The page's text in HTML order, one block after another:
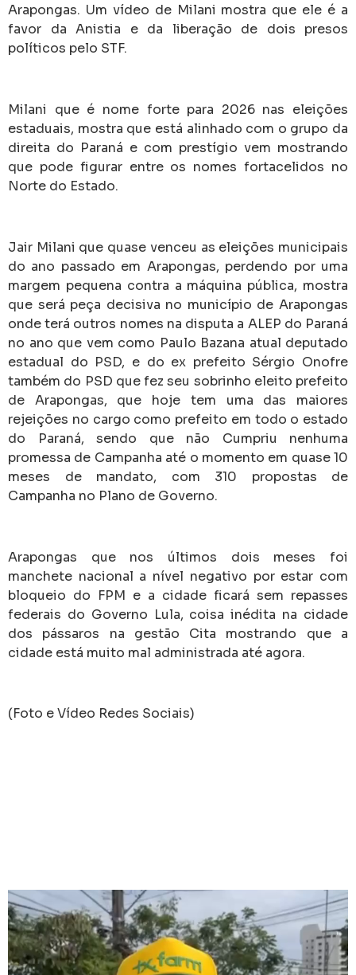
Arapongas. Um vídeo de Milani mostra que ele é a
favor da Anistia e da liberação de dois presos
políticos pelo STF.
Milani que é nome forte para 2026 nas eleições
estaduais, mostra que está alinhado com o grupo da
direita do Paraná e com prestígio vem mostrando
que pode figurar entre os nomes fortacelidos no
Norte do Estado.
Jair Milani que quase venceu as eleições municipais
do ano passado em Arapongas, perdendo por uma
margem pequena contra a máquina pública, mostra
que será peça decisiva no município de Arapongas
onde terá outros nomes na disputa a ALEP do Paraná
no ano que vem como Paulo Bazana atual deputado
estadual do PSD, e do ex prefeito Sérgio Onofre
também do PSD que fez seu sobrinho eleito prefeito
de Arapongas, que hoje tem uma das maiores
rejeições no cargo como prefeito em todo o estado
do Paraná, sendo que não Cumpriu nenhuma
promessa de Campanha até o momento em quase 10
meses de mandato, com 310 propostas de
Campanha no Plano de Governo.
Arapongas que nos últimos dois meses foi
manchete nacional a nível negativo por estar com
bloqueio do FPM e a cidade ficará sem repasses
federais do Governo Lula, coisa inédita na cidade
dos pássaros na gestão Cita mostrando que a
cidade está muito mal administrada até agora.
(Foto e Vídeo Redes Sociais)